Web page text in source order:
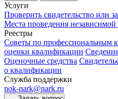
Услуги
Проверить свидетельство или
Места проведения
Реестры
Советы по профессиональным
оценки квалификации
Оценочные средства
о квалификации
Служба поддержки
nok-nark@nark.ru